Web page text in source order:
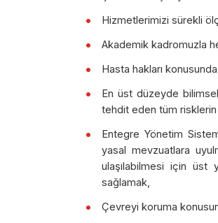
Hizmetlerimizi sürekli
Akademik kadromuzla
Hasta hakları
En üst düzeyde bilimsel
tehdit eden tüm risklerin
Entegre Yönetim
yasal mevzuatlara
ulaşılabilmesi için üst
sağlamak,
Çevreyi koruma